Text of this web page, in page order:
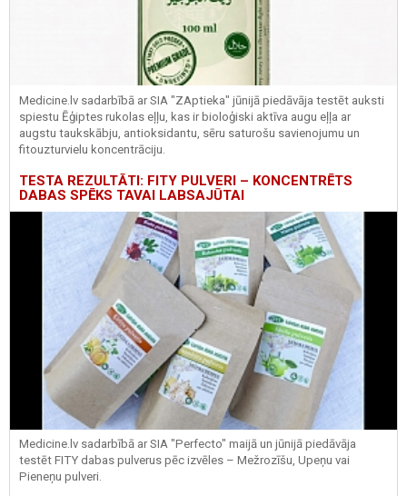
Medicine.lv sadarbībā ar SIA "ZAptieka" jūnijā piedāvāja testēt auksti
spiestu Ēģiptes rukolas eļļu, kas ir bioloģiski aktīva augu eļļa ar
augstu taukskābju, antioksidantu, sēru saturošu savienojumu un
fitouzturvielu koncentrāciju.
TESTA REZULTĀTI: FITY PULVERI – KONCENTRĒTS
DABAS SPĒKS TAVAI LABSAJŪTAI
Medicine.lv sadarbībā ar SIA "Perfecto" maijā un jūnijā piedāvāja
testēt FITY dabas pulverus pēc izvēles – Mežrozīšu, Upeņu vai
Pieneņu pulveri.